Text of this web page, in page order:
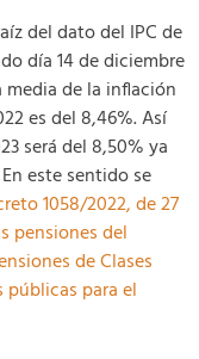
del dato del IPC de
día 14 de diciembre
de la inflación
es del 8,46%. Así
será del 8,50% ya
este sentido se
1058/2022, de 27
pensiones del
de Clases
públicas para el